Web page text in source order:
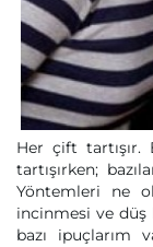
Her çift tartışır.
tartışırken;
Yöntemleri ne
incinmesi ve düş
bazı ipuçlarım